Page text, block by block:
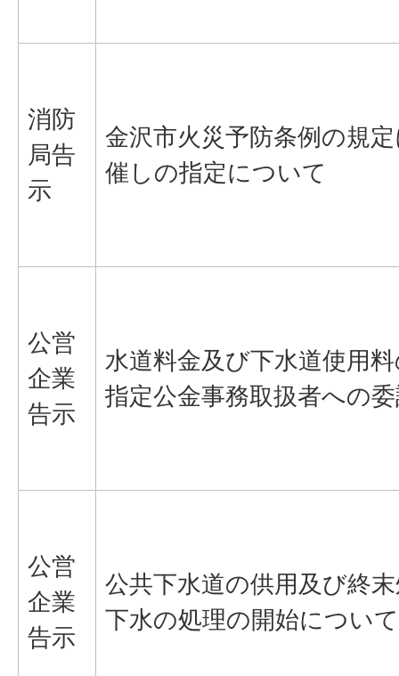
消防
局告
示
金沢市火災予防条例の規
催しの指定について
公営
企業
告示
水道料金及び下水道使用
指定公金事務取扱者への
公営
企業
告示
公共下水道の供用及び終
下水の処理の開始について